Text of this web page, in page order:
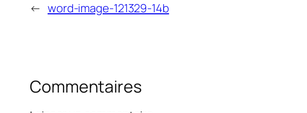
← word-image-121329-14b
Commentaires